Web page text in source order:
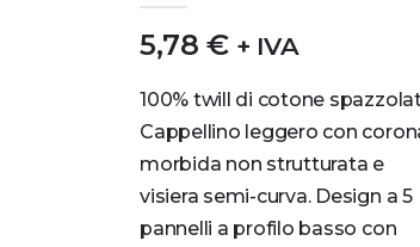
5,78 € + IVA
100% twill di cotone
Cappellino leggero con
morbida non strutturata e
visiera semi-curva. Design a 5
pannelli a profilo basso con